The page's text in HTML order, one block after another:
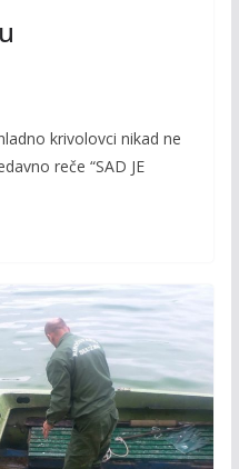
krivolovci nikad ne
reče “SAD JE